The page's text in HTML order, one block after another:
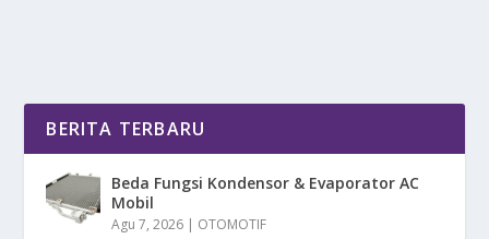
BERITA TERBARU
Beda Fungsi Kondensor & Evaporator AC
Mobil
Agu 7, 2026 | OTOMOTIF